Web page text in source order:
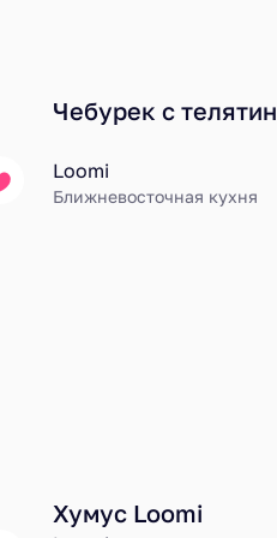
Чебурек с
Loomi
Ближневосточная кухня
Хумус Loomi